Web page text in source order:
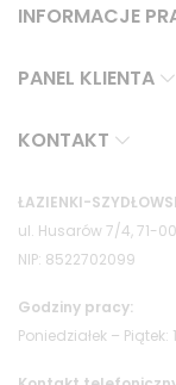
INFORMACJE
PANEL KLIENTA
KONTAKT
ŁAZIENKI-
ul. Husarów 7/4, 71-
NIP: 8522702099
Godziny pracy:
Poniedziałek – Piątek: